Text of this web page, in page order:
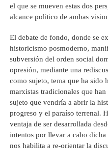
el que se mueven estas dos
alcance político de ambas
El debate de fondo, donde se
historicismo posmoderno,
subversión del orden social
opresión, mediante una
como sujeto, tema que ha sido
marxistas tradicionales que
sujeto que vendría a abrir la
progreso y el paraíso terrenal.
ventaja de ser desarrollada
intentos por llevar a cabo
nos habilita a re-orientar la